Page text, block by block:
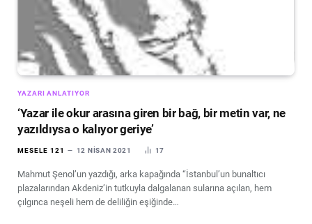
YAZARI ANLATIYOR
‘Yazar ile okur arasına giren bir bağ, bir metin var, ne
yazıldıysa o kalıyor geriye’
MESELE 121 12 NISAN 2021 17
Mahmut Şenol’un yazdığı, arka kapağında “İstanbul’un bunaltıcı
plazalarından Akdeniz’in tutkuyla dalgalanan sularına açılan, hem
çılgınca neşeli hem de deliliğin eşiğinde…